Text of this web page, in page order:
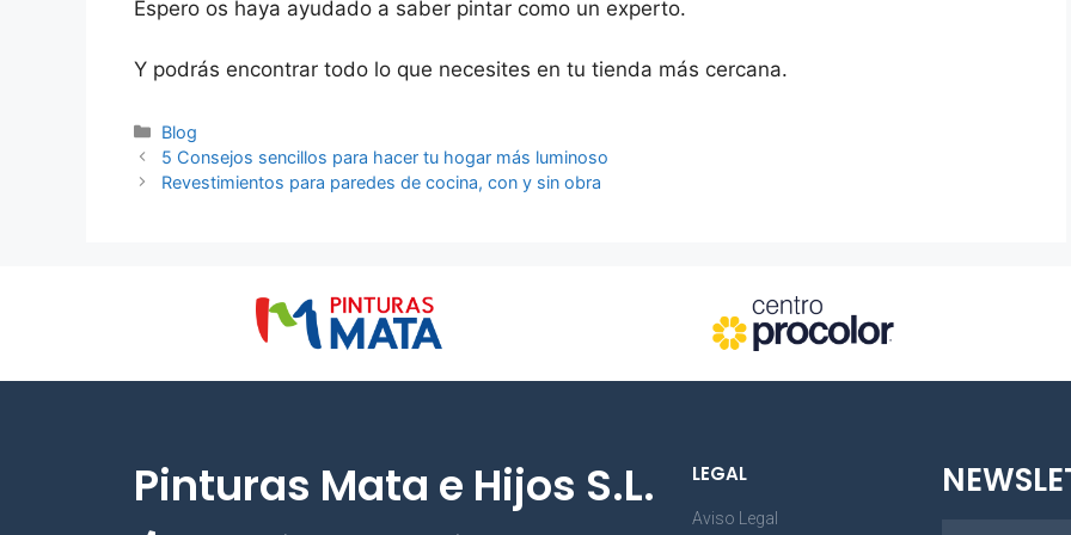
Espero os haya ayudado a saber pintar como un experto.
Y podrás encontrar todo lo que necesites en tu tienda más cercana.
Blog
5 Consejos sencillos para hacer tu hogar más luminoso
Revestimientos para paredes de cocina, con y sin obra
Pinturas Mata e Hijos S.L. LEGAL
Aviso Legal